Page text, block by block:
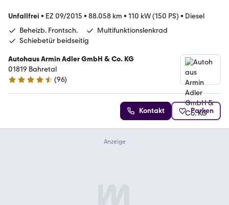
Unfallfrei • EZ 09/2015 • 88.058 km • 110 kW (150 PS) • Diesel
Beheizb. Frontsch.
Multifunktionslenkrad
Schiebetür beidseitig
Autohaus Armin Adler GmbH & Co. KG
01819 Bahretal
4.7 Sterne
(96)
Kontakt Parken